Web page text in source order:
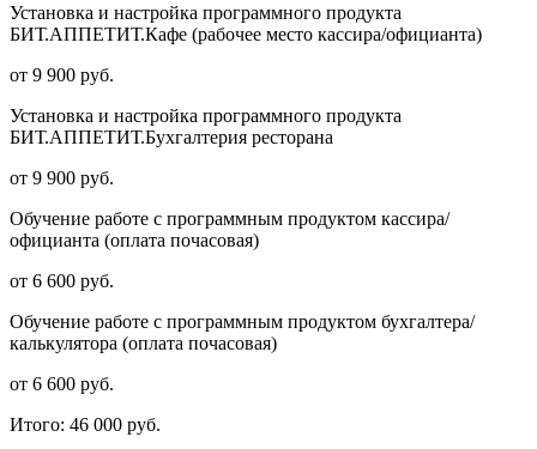
Установка и настройка программного продукта
БИТ.АППЕТИТ.Кафе (рабочее место кассира/официанта)
от 9 900 руб.
Установка и настройка программного продукта
БИТ.АППЕТИТ.Бухгалтерия ресторана
от 9 900 руб.
Обучение работе с программным продуктом кассира/
официанта (оплата почасовая)
от 6 600 руб.
Обучение работе с программным продуктом бухгалтера/
калькулятора (оплата почасовая)
от 6 600 руб.
Итого: 46 000 руб.